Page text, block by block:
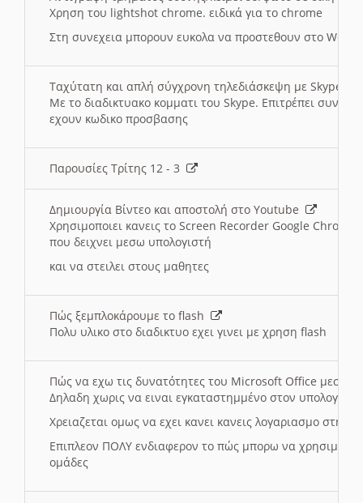
Χρηση του lightshot chrome. ειδικά για το chrome
Στη συνεχεια μπορουν ευκολα να προστεθουν στο Word
Ταχύτατη και απλή σύγχρονη τηλεδιάσκεψη με Skype
Με το διαδικτυακο κομματι του Skype. Επιτρέπει
εχουν κωδικο προσβασης
Παρουσίες Τρίτης 12 - 3
Δημιουργία Βίντεο και αποστολή στο Youtube
Χρησιμοποιει κανεις το Screen Recorder Google Chrome
που δειχνει μεσω υπολογιστή
και να στειλει στους μαθητες
Πώς ξεμπλοκάρουμε το flash
Πολυ υλικο στο διαδικτυο εχει γινει με χρηση flash
Πώς να εχω τις δυνατότητες του Microsoft Office μεσω
Δηλαδη χωρις να ειναι εγκαταστημμένο στον
Χρειαζεται ομως να εχει κανει κανεις λογαριασμο στη
Επιπλεον ΠΟΛΥ ενδιαφερον το πώς μπορω να
ομάδες